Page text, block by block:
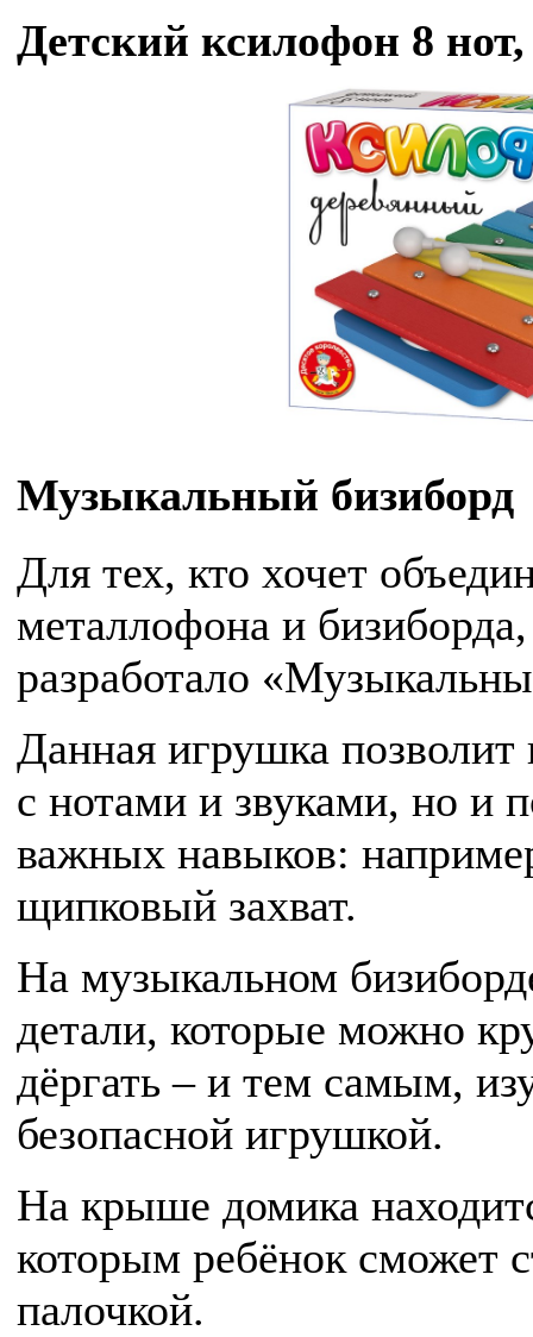
Детский ксилофон 8
Музыкальный бизиборд
Для тех, кто хочет
металлофона и
разработало
Данная игрушка позволит
с нотами и звуками, но и
важных навыков:
щипковый захват.
На музыкальном
детали, которые можно
дёргать – и тем самым,
безопасной игрушкой.
На крыше домика
которым ребёнок сможет
палочкой.